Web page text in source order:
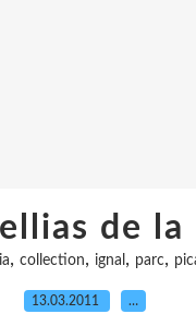
de
, collection, ignal , parc,
13.03.2011 …